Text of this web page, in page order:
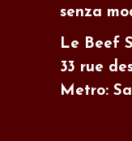
senza
Le Beef
33 rue
Metro: